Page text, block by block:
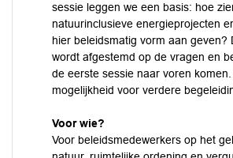
sessie leggen we een basis: hoe
natuurinclusieve energieprojecten
hier beleidsmatig vorm aan geven?
wordt afgestemd op de vragen en
de eerste sessie naar voren
mogelijkheid voor verdere
Voor wie?
Voor beleidsmedewerkers op het